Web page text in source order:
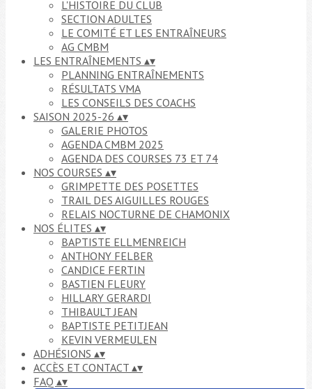
L'HISTOIRE DU CLUB
SECTION ADULTES
LE COMITÉ ET LES ENTRAÎNEURS
AG CMBM
LES ENTRAÎNEMENTS ▴▾
PLANNING ENTRAÎNEMENTS
RÉSULTATS VMA
LES CONSEILS DES COACHS
SAISON 2025-26 ▴▾
GALERIE PHOTOS
AGENDA CMBM 2025
AGENDA DES COURSES 73 ET 74
NOS COURSES ▴▾
GRIMPETTE DES POSETTES
TRAIL DES AIGUILLES ROUGES
RELAIS NOCTURNE DE CHAMONIX
NOS ÉLITES ▴▾
BAPTISTE ELLMENREICH
ANTHONY FELBER
CANDICE FERTIN
BASTIEN FLEURY
HILLARY GERARDI
THIBAULT JEAN
BAPTISTE PETITJEAN
KEVIN VERMEULEN
ADHÉSIONS ▴▾
ACCÈS ET CONTACT ▴▾
FAQ ▴▾